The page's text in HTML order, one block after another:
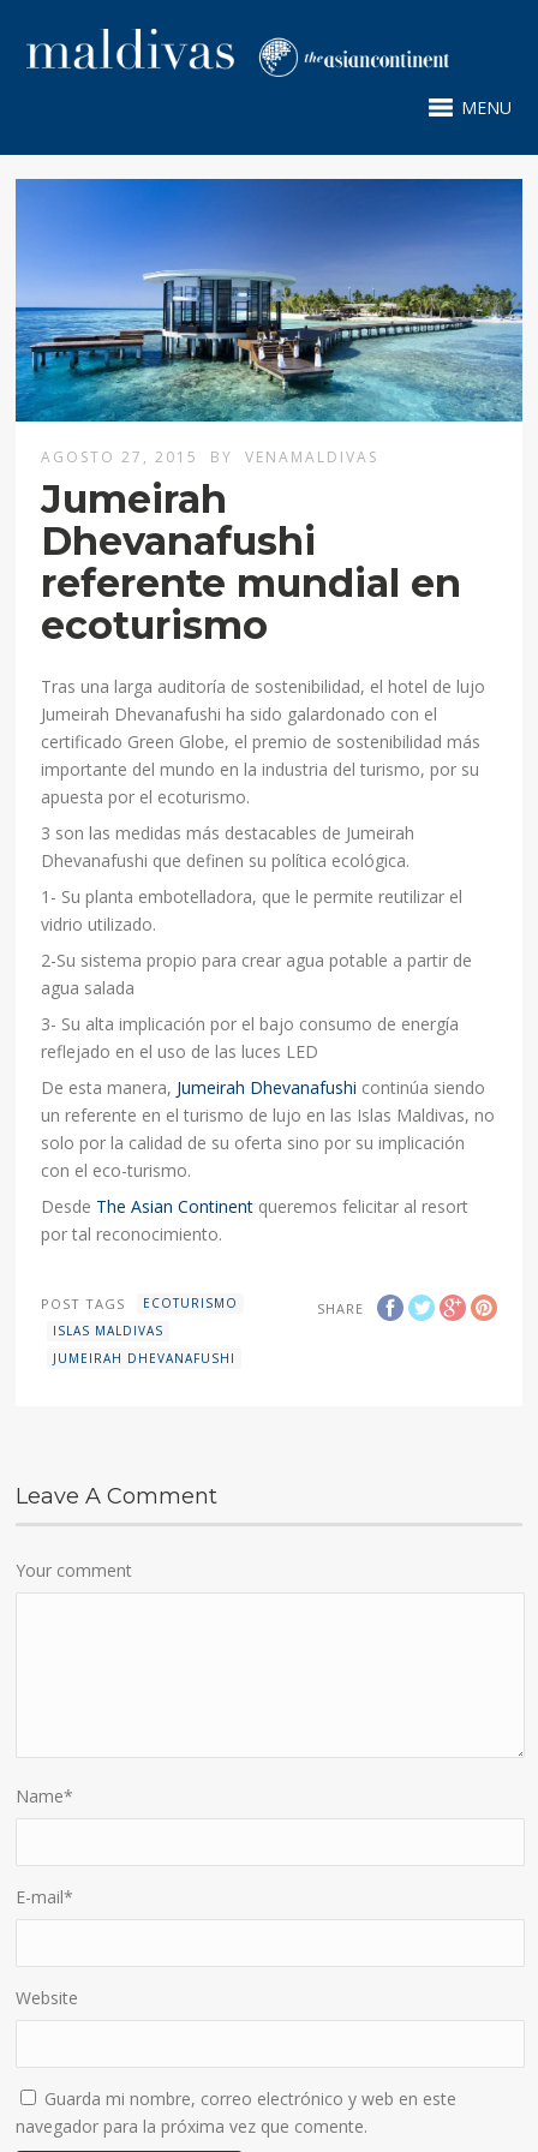
MENU
AGOSTO 27, 2015 BY VENAMALDIVAS
Jumeirah
Dhevanafushi
referente mundial en
ecoturismo
Tras una larga auditoría de sostenibilidad, el hotel de lujo
Jumeirah Dhevanafushi ha sido galardonado con el
certificado Green Globe, el premio de sostenibilidad más
importante del mundo en la industria del turismo, por su
apuesta por el ecoturismo.
3 son las medidas más destacables de Jumeirah
Dhevanafushi que definen su política ecológica.
1- Su planta embotelladora, que le permite reutilizar el
vidrio utilizado.
2-Su sistema propio para crear agua potable a partir de
agua salada
3- Su alta implicación por el bajo consumo de energía
reflejado en el uso de las luces LED
De esta manera, Jumeirah Dhevanafushi continúa siendo
un referente en el turismo de lujo en las Islas Maldivas, no
solo por la calidad de su oferta sino por su implicación
con el eco-turismo.
Desde The Asian Continent queremos felicitar al resort
por tal reconocimiento.
SHARE
POST TAGS
ECOTURISMO
ISLAS MALDIVAS
JUMEIRAH DHEVANAFUSHI
Leave A Comment
Your comment
Name*
E-mail*
Website
Guarda mi nombre, correo electrónico y web en este
navegador para la próxima vez que comente.